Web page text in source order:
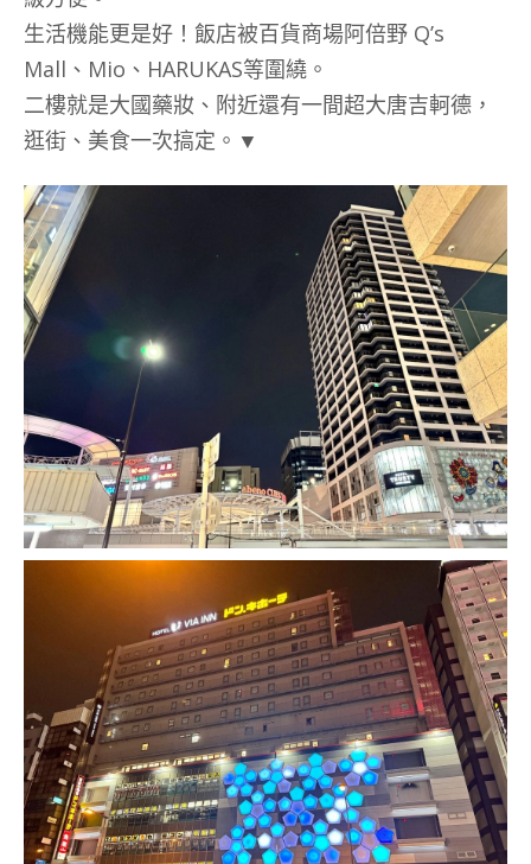
生活機能更是好！飯店被百貨商場阿倍野 Q’s
Mall、Mio、HARUKAS等圍繞。
二樓就是大國藥妝、附近還有一間超大唐吉軻德，
逛街、美食一次搞定。▼